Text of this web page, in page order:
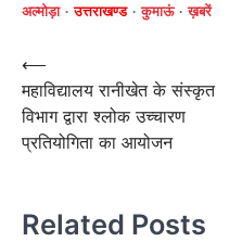
अल्मोड़ा उत्तराखण्ड कुमाऊं ख़बरें
Post
navigation
⟵
महाविद्यालय रानीखेत के संस्कृत
विभाग द्वारा श्लोक उच्चारण
प्रतियोगिता का आयोजन
Related Posts